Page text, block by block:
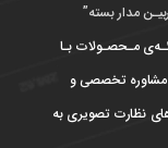
مدار بسته”
مـحصـولات بـا
مشاوره تخصصی و
نظارت تصویری به